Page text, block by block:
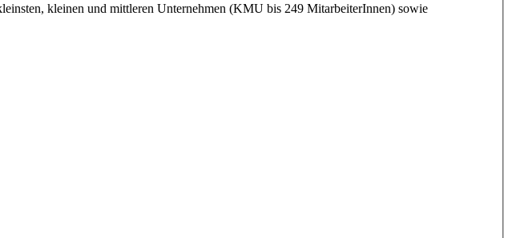
kleinen und mittleren Unternehmen (KMU bis 249 MitarbeiterInnen) sowie